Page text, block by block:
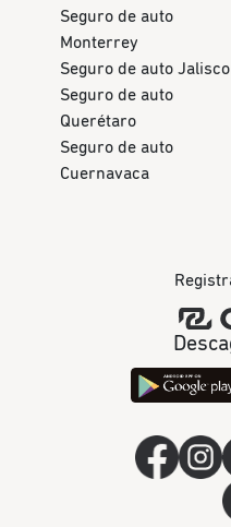
Seguro de auto
Monterrey
Seguro de auto Jalisco
Seguro de auto
Querétaro
Seguro de auto
Cuernavaca